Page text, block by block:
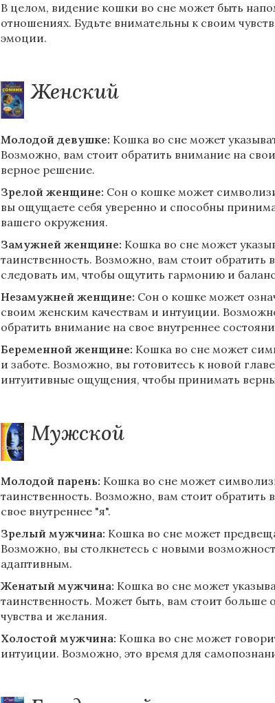
В целом, видение кошки во сне может быть
отношениях. Будьте внимательны к своим
эмоции.
Женский
Молодой девушке: Кошка во сне может
Возможно, вам стоит обратить внимание на
верное решение.
Зрелой женщине: Сон о кошке может
вы ощущаете себя уверенно и способны
вашего окружения.
Замужней женщине: Кошка во сне может
таинственность. Возможно, вам стоит
следовать им, чтобы ощутить гармонию и
Незамужней женщине: Сон о кошке может
своим женским качествам и интуиции.
обратить внимание на свое внутреннее
Беременной женщине: Кошка во сне может
и заботе. Возможно, вы готовитесь к новой
интуитивные ощущения, чтобы принимать
Мужской
Молодой парень: Кошка во сне может
таинственность. Возможно, вам стоит
свое внутреннее "я".
Зрелый мужчина: Кошка во сне может
Возможно, вы столкнетесь с новыми
адаптивным.
Женатый мужчина: Кошка во сне может
таинственность. Может быть, вам стоит
чувства и желания.
Холостой мужчина: Кошка во сне может
интуиции. Возможно, это время для